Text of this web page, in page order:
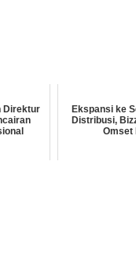
Direktur
Ekspansi ke
Distribusi,
Omset